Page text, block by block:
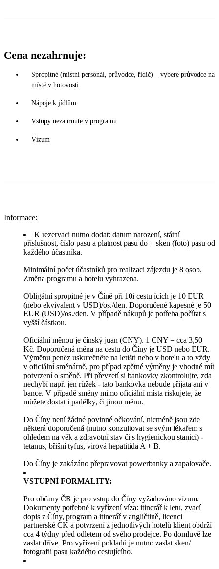
Cena nezahrnuje:
Spropitné (místní personál, průvodce, řidič) – vybere průvodce na
místě v hotovosti
Nápoje k jídlům
Vstupy nezahrnuté v programu
Vízum
Informace:
K rezervaci nutno dodat: datum narození, státní
příslušnost, číslo pasu a platnost pasu do + sken (foto) pasu od
každého účastníka.
Minimální počet účastníků pro realizaci zájezdu je 8 osob.
Změna programu a hotelu vyhrazena.
Obligátní spropitné je v Číně při 10i cestujících je 10 EUR
(nebo ekvivalent v USD)/os./den. Doporučené kapesné je 50
EUR (USD)/os./den. V případě nákupů je potřeba počítat s
vyšší částkou.
Oficiální měnou je čínský juan (CNY). 1 CNY = cca 3,50
Kč. Doporučená měna na cestu do Číny je USD nebo EUR.
Výměnu peněz uskutečněte na letišti nebo v hotelu a to vždy
v oficiální směnárně, pro případ zpětné výměny je vhodné mít
potvrzení o směně. Při převzetí si bankovky zkontrolujte, zda
nechybí např. jen růžek - tato bankovka nebude přijata ani v
bance. V případě směny mimo oficiální místa riskujete, že
můžete dostat i padělky, či jinou měnu.
Do Číny není žádné povinné očkování, nicméně jsou zde
některá doporučená (nutno konzultovat se svým lékařem s
ohledem na věk a zdravotní stav či s hygienickou stanicí) -
tetanus, břišní tyfus, virová hepatitida A + B.
Do Číny je zakázáno přepravovat powerbanky a zapalovače.
VSTUPNÍ FORMALITY:
Pro občany ČR je pro vstup do Číny vyžadováno vízum.
Dokumenty potřebné k vyřízení víza: itinerář k letu, zvací
dopis z Číny, program a itinerář v angličtině, licenci
partnerské CK a potvrzení z jednotlivých hotelů klient obdrží
cca 4 týdny před odletem od svého prodejce. Po domluvě lze
zaslat dříve. Pro vyřízení pokladů je nutno zaslat sken/
fotografii pasu každého cestujícího.